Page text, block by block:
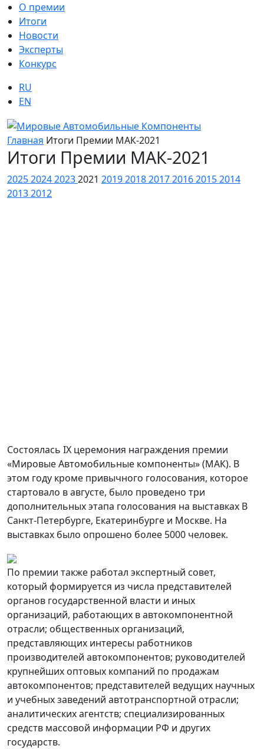
О премии
Итоги
Новости
Эксперты
Конкурс
RU
EN
Главная Итоги Премии МАК-2021
Итоги Премии МАК-2021
2025202420232021 201920182017201620152014
20132012
Состоялась IX церемония награждения премии
«Мировые Автомобильные компоненты» (МАК). В
этом году кроме привычного голосования, которое
стартовало в августе, было проведено три
дополнительных этапа голосования на выставках В
Санкт-Петербурге, Екатеринбурге и Москве. На
выставках было опрошено более 5000 человек.
По премии также работал экспертный совет,
который формируется из числа представителей
органов государственной власти и иных
организаций, работающих в автокомпонентной
отрасли; общественных организаций,
представляющих интересы работников
производителей автокомпонентов; руководителей
крупнейших оптовых компаний по продажам
автокомпонентов; представителей ведущих научных
и учебных заведений автотранспортной отрасли;
аналитических агентств; специализированных
средств массовой информации РФ и других
государств.